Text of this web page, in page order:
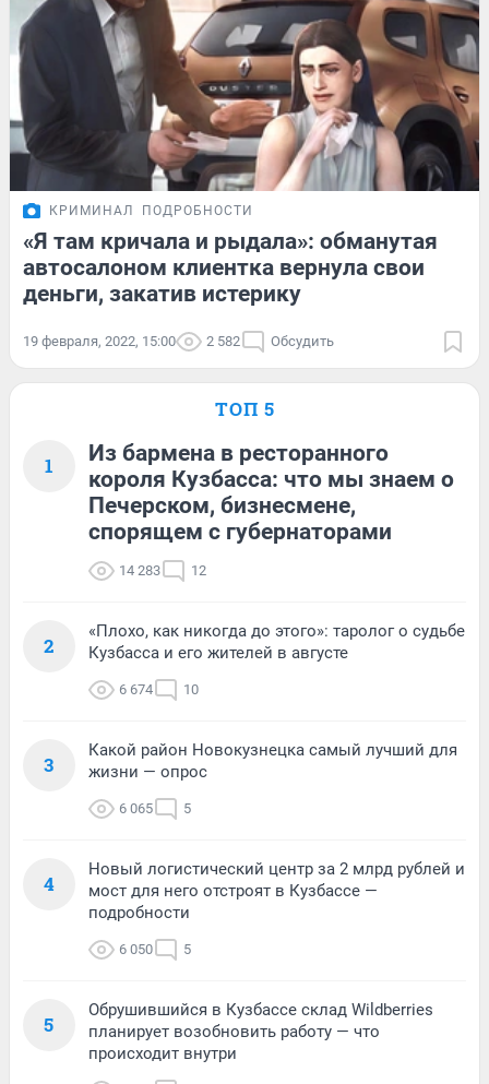
КРИМИНАЛ ПОДРОБНОСТИ
«Я там кричала и рыдала»: обманутая
автосалоном клиентка вернула свои
деньги, закатив истерику
19 февраля, 2022, 15:00 2 582 Обсудить
ТОП 5
1
Из бармена в ресторанного
короля Кузбасса: что мы знаем о
Печерском, бизнесмене,
спорящем с губернаторами
14 283 12
2
«Плохо, как никогда до этого»: таролог о судьбе
Кузбасса и его жителей в августе
6 674 10
3
Какой район Новокузнецка самый лучший для
жизни — опрос
6 065 5
4
Новый логистический центр за 2 млрд рублей и
мост для него отстроят в Кузбассе —
подробности
6 050 5
5
Обрушившийся в Кузбассе склад Wildberries
планирует возобновить работу — что
происходит внутри